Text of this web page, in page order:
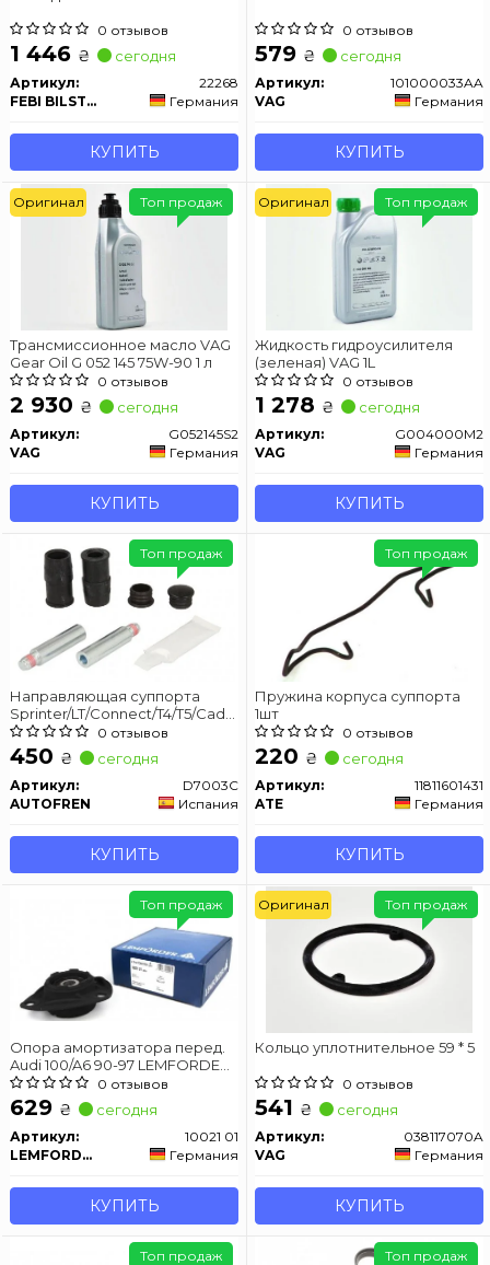
0 отзывов
1 446 ₴ сегодня
Артикул:
22268
FEBI BILSTEIN
Германия
КУПИТЬ
0 отзывов
579 ₴ сегодня
Артикул:
101000033AA
VAG
Германия
КУПИТЬ
Трансмиссионное масло VAG
Gear Oil G 052 145 75W-90 1 л
0 отзывов
2 930 ₴ сегодня
Артикул:
G052145S2
VAG
Германия
КУПИТЬ
Топ продаж
Оригинал
Жидкость гидроусилителя
(зеленая) VAG 1L
0 отзывов
1 278 ₴ сегодня
Артикул:
G004000M2
VAG
Германия
КУПИТЬ
Топ продаж
Оригинал
Направляющая суппорта
Sprinter/LT/Connect/T4/T5/Caddy
III (к-кт) AUTOFREN SEINSA
D7003C
0 отзывов
450 ₴ сегодня
Артикул:
D7003C
AUTOFREN
Испания
КУПИТЬ
Топ продаж
Пружина корпуса суппорта
1шт
0 отзывов
220 ₴ сегодня
Артикул:
11811601431
ATE
Германия
КУПИТЬ
Топ продаж
Опора амортизатора перед.
Audi 100/A6 90-97 LEMFORDER
10021 01
0 отзывов
629 ₴ сегодня
Артикул:
10021 01
LEMFORDER
Германия
КУПИТЬ
Топ продаж
Кольцо уплотнительное 59 * 5
0 отзывов
541 ₴ сегодня
Артикул:
038117070A
VAG
Германия
КУПИТЬ
Топ продаж
Оригинал
Топ продаж Топ продаж